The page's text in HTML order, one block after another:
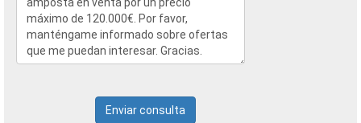
Enviar consulta